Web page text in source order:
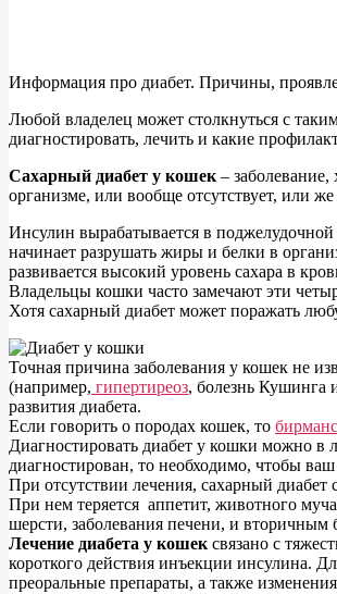
Информация про диабет. Причины,
Любой владелец может столкнуться с
диагностировать, лечить и какие
Сахарный диабет у кошек– заболевание,
организме, или вообще отсутствует, или
Инсулин вырабатывается в поджелудочной
начинает разрушать жиры и белки в
развивается высокий уровень сахара в
Владельцы кошки часто замечают эти
Хотя сахарный диабет может поражать
Точная причина заболевания у кошек не
(например, гипертиреоз, болезнь Кушинга
развития диабета.
Если говорить о породах кошек, то
Диагностировать диабет у кошки можно в
диагностирован, то необходимо, чтобы
При отсутствии лечения, сахарный диабет
При нем теряется аппетит, животного
шерсти, заболевания печени, и
Лечение диабета у кошексвязано с
короткого действия инъекции инсулина.
преоральные препараты, а также